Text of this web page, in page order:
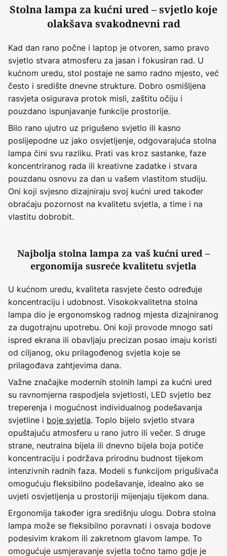
Stolna lampa za kućni ured – svjetlo koje
olakšava svakodnevni rad
Kad dan rano počne i laptop je otvoren, samo pravo
svjetlo stvara atmosferu za jasan i fokusiran rad. U
kućnom uredu, stol postaje ne samo radno mjesto, već
često i središte dnevne strukture. Dobro osmišljena
rasvjeta osigurava protok misli, zaštitu očiju i
pouzdano ispunjavanje funkcije prostorije.
Bilo rano ujutro uz prigušeno svjetlo ili kasno
poslijepodne uz jako osvjetljenje, odgovarajuća stolna
lampa čini svu razliku. Prati vas kroz sastanke, faze
koncentriranog rada ili kreativne zadatke i stvara
pouzdanu osnovu za dan u vašem vlastitom studiju.
Oni koji svjesno dizajniraju svoj kućni ured također
obraćaju pozornost na kvalitetu svjetla, a time i na
vlastitu dobrobit.
Najbolja stolna lampa za vaš kućni ured –
ergonomija susreće kvalitetu svjetla
U kućnom uredu, kvaliteta rasvjete često određuje
koncentraciju i udobnost. Visokokvalitetna stolna
lampa dio je ergonomskog radnog mjesta dizajniranog
za dugotrajnu upotrebu. Oni koji provode mnogo sati
ispred ekrana ili obavljaju precizan posao imaju koristi
od ciljanog, oku prilagođenog svjetla koje se
prilagođava zahtjevima dana.
Važne značajke modernih stolnih lampi za kućni ured
su ravnomjerna raspodjela svjetlosti, LED svjetlo bez
treperenja i mogućnost individualnog podešavanja
svjetline i boje svjetla. Toplo bijelo svjetlo stvara
opuštajuću atmosferu u rano jutro ili večer. S druge
strane, neutralna bijela ili dnevno bijela boja potiče
koncentraciju i podržava prirodnu budnost tijekom
intenzivnih radnih faza. Modeli s funkcijom prigušivača
omogućuju fleksibilno podešavanje, idealno ako se
uvjeti osvjetljenja u prostoriji mijenjaju tijekom dana.
Ergonomija također igra središnju ulogu. Dobra stolna
lampa može se fleksibilno poravnati i osvaja bodove
podesivim krakom ili zakretnom glavom lampe. To
omogućuje usmjeravanje svjetla točno tamo gdje je